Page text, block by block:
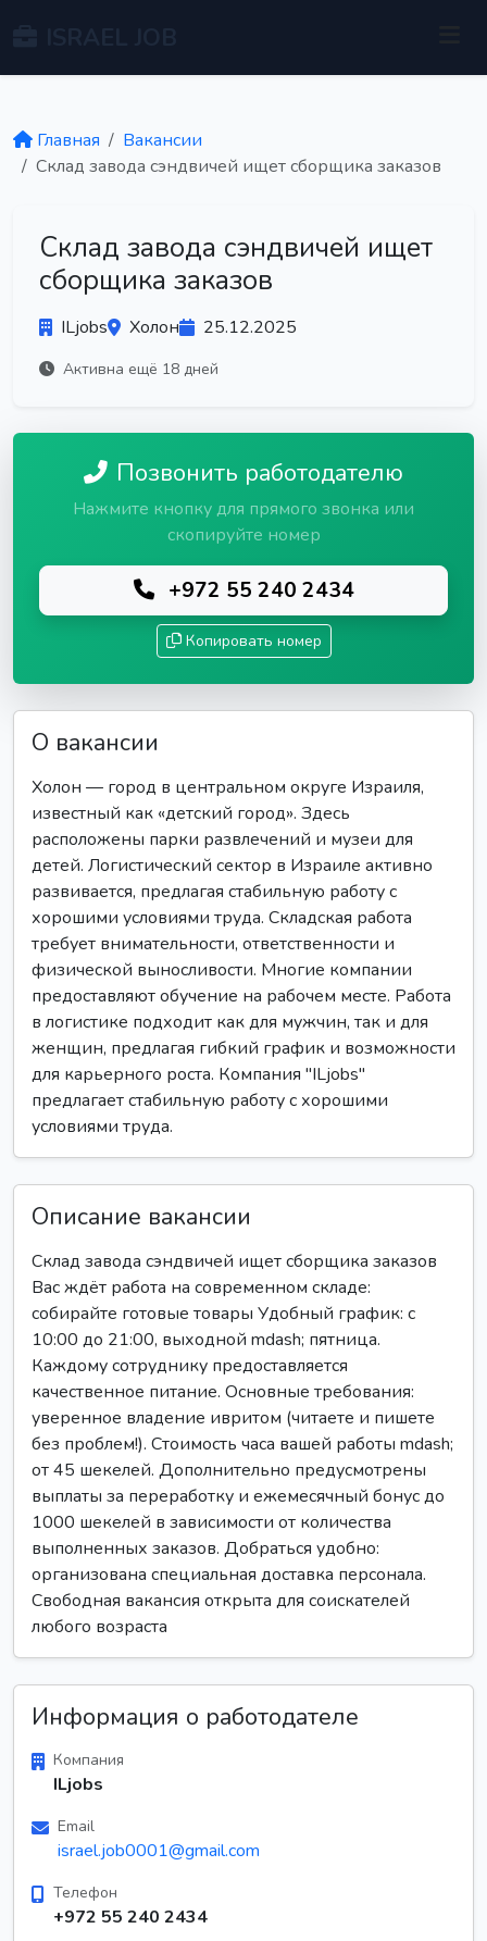
Главная
Вакансии
Склад завода сэндвичей ищет сборщика заказов
Склад завода сэндвичей ищет
сборщика заказов
ILjobs Холон 25.12.2025
Активна ещё 18 дней
Позвонить работодателю
Нажмите кнопку для прямого звонка или
скопируйте номер
+972 55 240 2434
Копировать номер
О вакансии
Холон — город в центральном округе Израиля,
известный как «детский город». Здесь
расположены парки развлечений и музеи для
детей. Логистический сектор в Израиле активно
развивается, предлагая стабильную работу с
хорошими условиями труда. Складская работа
требует внимательности, ответственности и
физической выносливости. Многие компании
предоставляют обучение на рабочем месте. Работа
в логистике подходит как для мужчин, так и для
женщин, предлагая гибкий график и возможности
для карьерного роста. Компания "ILjobs"
предлагает стабильную работу с хорошими
условиями труда.
Описание вакансии
Склад завода сэндвичей ищет сборщика заказов
Вас ждёт работа на современном складе:
собирайте готовые товары Удобный график: с
10:00 до 21:00, выходной mdash; пятница.
Каждому сотруднику предоставляется
качественное питание. Основные требования:
уверенное владение ивритом (читаете и пишете
без проблем!). Стоимость часа вашей работы mdash;
от 45 шекелей. Дополнительно предусмотрены
выплаты за переработку и ежемесячный бонус до
1000 шекелей в зависимости от количества
выполненных заказов. Добраться удобно:
организована специальная доставка персонала.
Свободная вакансия открыта для соискателей
любого возраста
Информация о работодателе
Компания
ILjobs
Email
israel.job0001@gmail.com
Телефон
+972 55 240 2434